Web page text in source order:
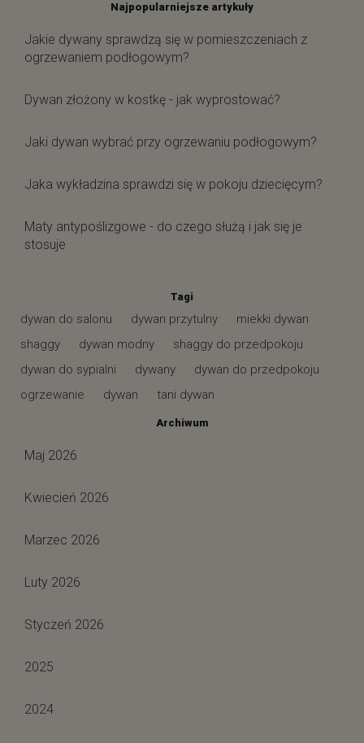
Najpopularniejsze artykuły
Jakie dywany sprawdzą się w pomieszczeniach z
ogrzewaniem podłogowym?
Dywan złożony w kostkę - jak wyprostować?
Jaki dywan wybrać przy ogrzewaniu podłogowym?
Jaka wykładzina sprawdzi się w pokoju dziecięcym?
Maty antypoślizgowe - do czego służą i jak się je
stosuje
Tagi
dywan do salonu dywan przytulny
miekki dywan
shaggy
dywan modny
shaggy do przedpokoju
dywan do sypialni
dywany
dywan do przedpokoju
ogrzewanie
dywan tani dywan
Archiwum
Maj 2026
Kwiecień 2026
Marzec 2026
Luty 2026
Styczeń 2026
2025
2024